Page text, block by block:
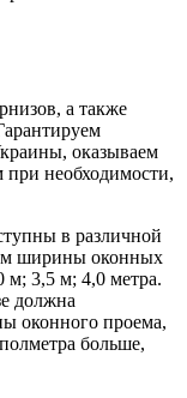
а также
оказываем
при необходимости,
в различной
ширины оконных
м; 3,5 м; 4,0 метра.
должна
оконного проема,
больше,